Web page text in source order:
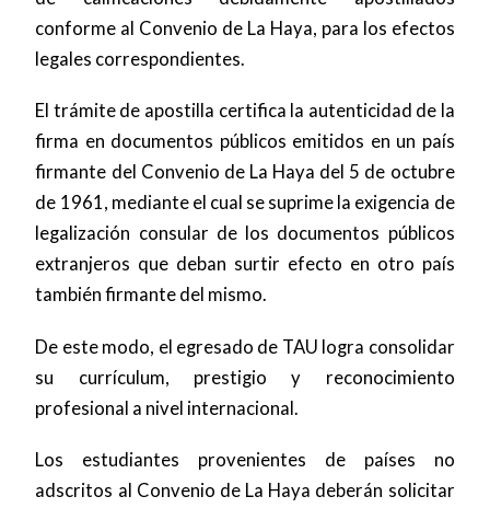
conforme al Convenio de La Haya, para los efectos
legales correspondientes.
El trámite de apostilla certifica la autenticidad de la
firma en documentos públicos emitidos en un país
firmante del Convenio de La Haya del 5 de octubre
de 1961, mediante el cual se suprime la exigencia de
legalización consular de los documentos públicos
extranjeros que deban surtir efecto en otro país
también firmante del mismo.
De este modo, el egresado de TAU logra consolidar
su currículum, prestigio y reconocimiento
profesional a nivel internacional.
Los estudiantes provenientes de países no
adscritos al Convenio de La Haya deberán solicitar